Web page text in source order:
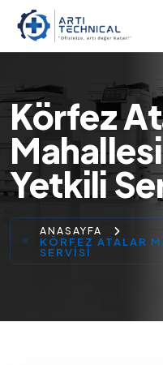
Körfez
Mahallesi
Yetkili
ANASAYFA
KÖRFEZ ATALAR
SERVISI